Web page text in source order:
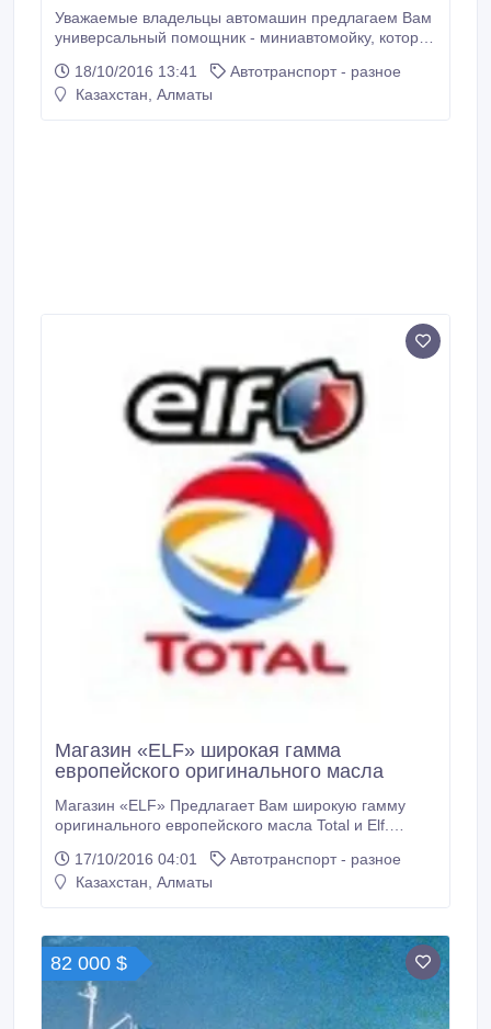
Уважаемые владельцы автомашин предлагаем Вам
универсальный помощник - миниавтомойку, которая
время. Она сэкономит Ваше время и деньги на
поездки в автомойку Ее технические особенности:
18/10/2016 13:41
Автотранспорт - разное
Казахстан, Алматы
Магазин «ELF» широкая гамма
европейского оригинального масла
Магазин «ELF» Предлагает Вам широкую гамму
оригинального европейского масла Total и Elf.
потребности вашего авто. Масла представлены для
легкого и грузового транспорта. Так же
17/10/2016 04:01
Автотранспорт - разное
Казахстан, Алматы
82 000 $